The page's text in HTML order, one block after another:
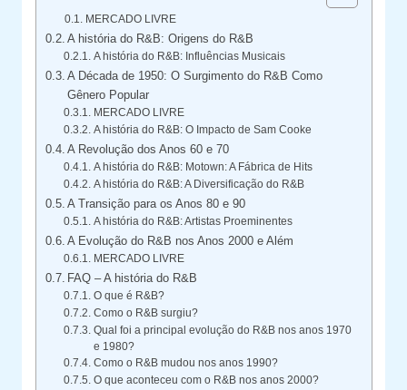
MERCADO LIVRE
A história do R&B: Origens do R&B
A história do R&B: Influências Musicais
A Década de 1950: O Surgimento do R&B Como
Gênero Popular
MERCADO LIVRE
A história do R&B: O Impacto de Sam Cooke
A Revolução dos Anos 60 e 70
A história do R&B: Motown: A Fábrica de Hits
A história do R&B: A Diversificação do R&B
A Transição para os Anos 80 e 90
A história do R&B: Artistas Proeminentes
A Evolução do R&B nos Anos 2000 e Além
MERCADO LIVRE
FAQ – A história do R&B
O que é R&B?
Como o R&B surgiu?
Qual foi a principal evolução do R&B nos anos 1970
e 1980?
Como o R&B mudou nos anos 1990?
O que aconteceu com o R&B nos anos 2000?